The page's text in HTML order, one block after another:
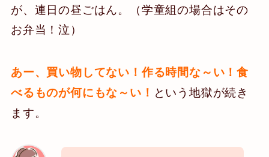
が、連日の昼ごはん。（学童組の場合はその
お弁当！泣）
あー、買い物してない！作る時間な～い！食
べるものが何にもな～い！ という地獄が続き
ます。